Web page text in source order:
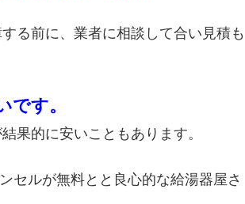
る前に、業者に相談して合い見積も
す。
果的に安いこともあります。
セルが無料とと良心的な給湯器屋さ